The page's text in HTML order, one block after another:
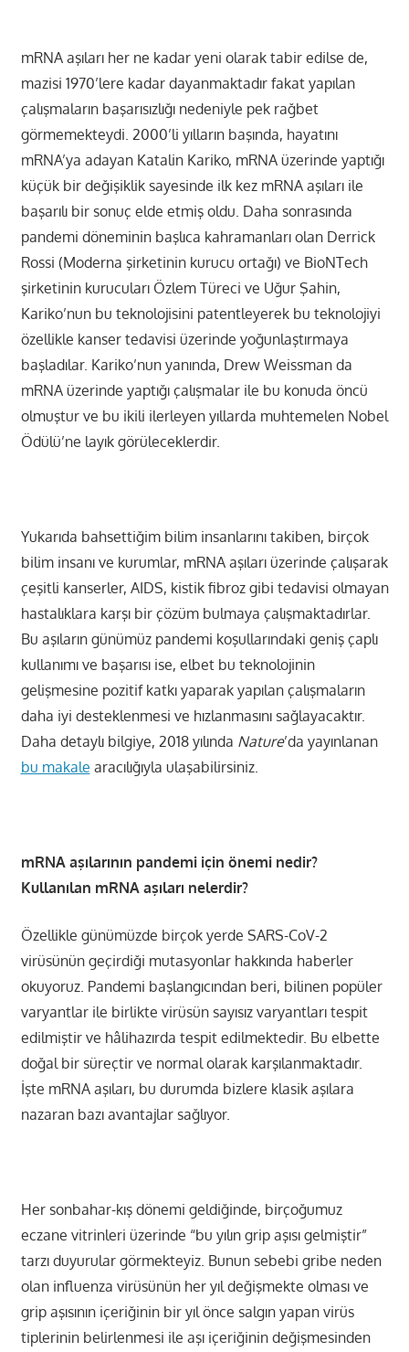
mRNA aşıları her ne kadar yeni olarak tabir edilse de,
mazisi 1970’lere kadar dayanmaktadır fakat yapılan
çalışmaların başarısızlığı nedeniyle pek rağbet
görmemekteydi. 2000’li yılların başında, hayatını
mRNA’ya adayan Katalin Kariko, mRNA üzerinde yaptığı
küçük bir değişiklik sayesinde ilk kez mRNA aşıları ile
başarılı bir sonuç elde etmiş oldu. Daha sonrasında
pandemi döneminin başlıca kahramanları olan Derrick
Rossi (Moderna şirketinin kurucu ortağı) ve BioNTech
şirketinin kurucuları Özlem Türeci ve Uğur Şahin,
Kariko’nun bu teknolojisini patentleyerek bu teknolojiyi
özellikle kanser tedavisi üzerinde yoğunlaştırmaya
başladılar. Kariko’nun yanında, Drew Weissman da
mRNA üzerinde yaptığı çalışmalar ile bu konuda öncü
olmuştur ve bu ikili ilerleyen yıllarda muhtemelen Nobel
Ödülü’ne layık görüleceklerdir.
Yukarıda bahsettiğim bilim insanlarını takiben, birçok
bilim insanı ve kurumlar, mRNA aşıları üzerinde çalışarak
çeşitli kanserler, AIDS, kistik fibroz gibi tedavisi olmayan
hastalıklara karşı bir çözüm bulmaya çalışmaktadırlar.
Bu aşıların günümüz pandemi koşullarındaki geniş çaplı
kullanımı ve başarısı ise, elbet bu teknolojinin
gelişmesine pozitif katkı yaparak yapılan çalışmaların
daha iyi desteklenmesi ve hızlanmasını sağlayacaktır.
Daha detaylı bilgiye, 2018 yılında Nature’da yayınlanan
bu makale aracılığıyla ulaşabilirsiniz.
mRNA aşılarının pandemi için önemi nedir?
Kullanılan mRNA aşıları nelerdir?
Özellikle günümüzde birçok yerde SARS-CoV-2
virüsünün geçirdiği mutasyonlar hakkında haberler
okuyoruz. Pandemi başlangıcından beri, bilinen popüler
varyantlar ile birlikte virüsün sayısız varyantları tespit
edilmiştir ve hâlihazırda tespit edilmektedir. Bu elbette
doğal bir süreçtir ve normal olarak karşılanmaktadır.
İşte mRNA aşıları, bu durumda bizlere klasik aşılara
nazaran bazı avantajlar sağlıyor.
Her sonbahar-kış dönemi geldiğinde, birçoğumuz
eczane vitrinleri üzerinde “bu yılın grip aşısı gelmiştir”
tarzı duyurular görmekteyiz. Bunun sebebi gribe neden
olan influenza virüsünün her yıl değişmekte olması ve
grip aşısının içeriğinin bir yıl önce salgın yapan virüs
tiplerinin belirlenmesi ile aşı içeriğinin değişmesinden